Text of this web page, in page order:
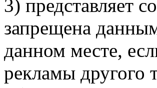
3) представляет
запрещена
данном месте,
рекламы другого